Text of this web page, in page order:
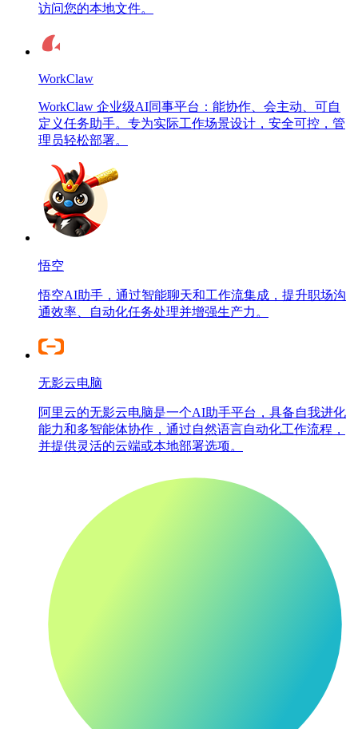
访问您的本地文件。
WorkClaw
WorkClaw 企业级AI同事平台：能协作、会主动、可自
定义任务助手。专为实际工作场景设计，安全可控，管
理员轻松部署。
悟空
悟空AI助手，通过智能聊天和工作流集成，提升职场沟
通效率、自动化任务处理并增强生产力。
无影云电脑
阿里云的无影云电脑是一个AI助手平台，具备自我进化
能力和多智能体协作，通过自然语言自动化工作流程，
并提供灵活的云端或本地部署选项。